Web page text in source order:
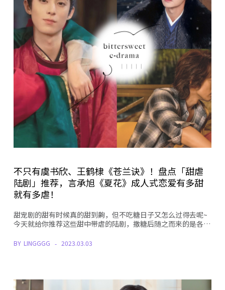
不只有虞书欣、王鹤棣《苍兰诀》！盘点「甜虐
陆剧」推荐，言承旭《夏花》成人式恋爱有多甜
就有多虐！
甜宠剧的甜有时候真的甜到齁，但不吃糖日子又怎么过得去呢~
今天就给你推荐这些甜中带虐的陆剧，撒糖后随之而来的是各…
BY LINGGGG 2023.03.03